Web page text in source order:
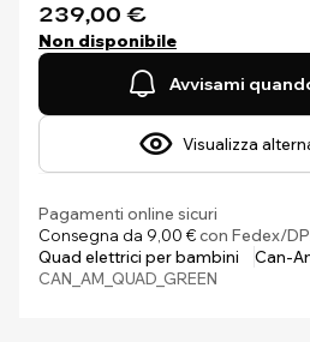
239,00 €
Non disponibile
Avvisami
Visualizza
Pagamenti online sicuri
Consegna da 9,00 €con Fedex/
Quad elettrici per bambini
Can-
CAN_AM_QUAD_GREEN